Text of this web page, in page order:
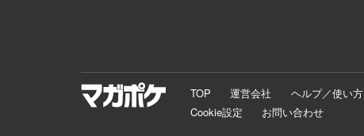
TOP 運営会社 ヘルプ／使い方
Cookie設定
お問い合わせ